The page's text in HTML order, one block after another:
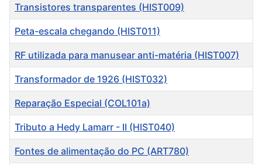
Transistores transparentes (HIST009)
Peta-escala chegando (HIST011)
RF utilizada para manusear anti-matéria (HIST007)
Transformador de 1926 (HIST032)
Reparação Especial (COL101a)
Tributo a Hedy Lamarr - II (HIST040)
Fontes de alimentação do PC (ART780)